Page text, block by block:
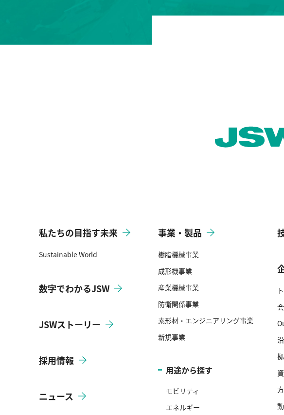
私たちの目指す未来
Sustainable World
数字でわかるJSW
JSWストーリー
採用情報
ニュース
事業・製品
樹脂機械事業
成形機事業
産業機械事業
防衛関係事業
素形材・エンジニアリング事業
新規事業
用途から探す
モビリティ
エネルギー